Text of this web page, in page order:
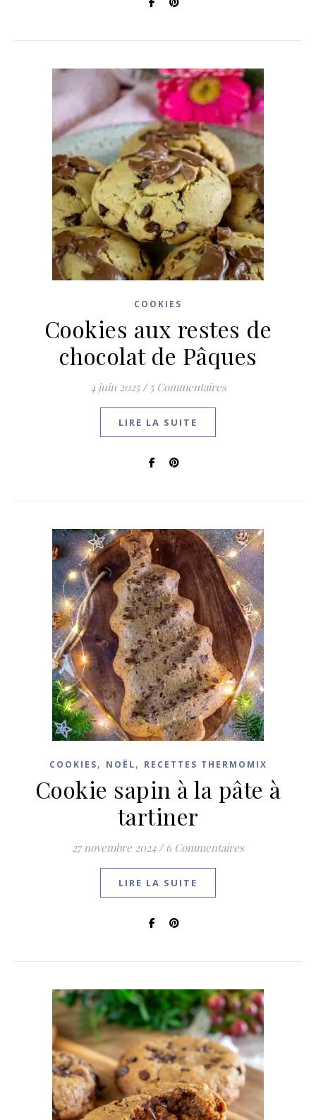
COOKIES
Cookies aux restes de
chocolat de Pâques
4 juin 2025 / 5 Commentaires
LIRE LA SUITE
COOKIES, NOËL, RECETTES THERMOMIX
Cookie sapin à la pâte à
tartiner
27 novembre 2024 / 6 Commentaires
LIRE LA SUITE